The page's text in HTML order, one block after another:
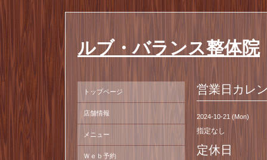
ルブ・バランス整体院
営業日カレ
2024-10-21 (Mon)
指定なし
定休日
トップページ
店舗情報
メニュー
Ｗｅｂ予約